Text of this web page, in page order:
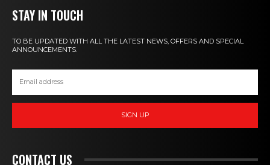
STAY IN TOUCH
TO BE UPDATED WITH ALL THE LATEST NEWS, OFFERS AND SPECIAL
ANNOUNCEMENTS.
SIGN UP
CONTACT US